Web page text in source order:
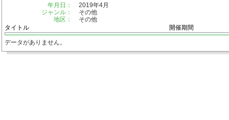
年月日：
2019年4月
ジャンル：
その他
地区：
その他
タイトル
開催期間
データがありません。